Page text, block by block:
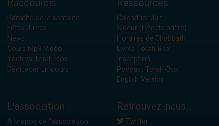
Raccourcis
Paracha de la semaine
Fêtes Juives
News
Cours Mp3-Vidéo
Yéchiva Torah-Box
Dédicacer un cours
Ressources
Calendrier Juif
Sidour (livre de prière)
Horaires de Chabbath
Livres Torah-Box
Inscription
Podcast Torah-Box
English Version
L'association
A propos de l'association
Retrouvez-nous...
Twitter